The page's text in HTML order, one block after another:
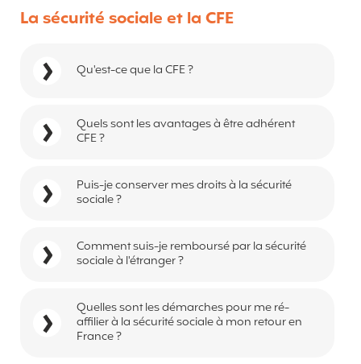
La sécurité sociale et la CFE
Qu'est-ce que la CFE ?
Quels sont les avantages à être adhérent
CFE ?
Puis-je conserver mes droits à la sécurité
sociale ?
Comment suis-je remboursé par la sécurité
sociale à l'étranger ?
Quelles sont les démarches pour me ré-
affilier à la sécurité sociale à mon retour en
France ?